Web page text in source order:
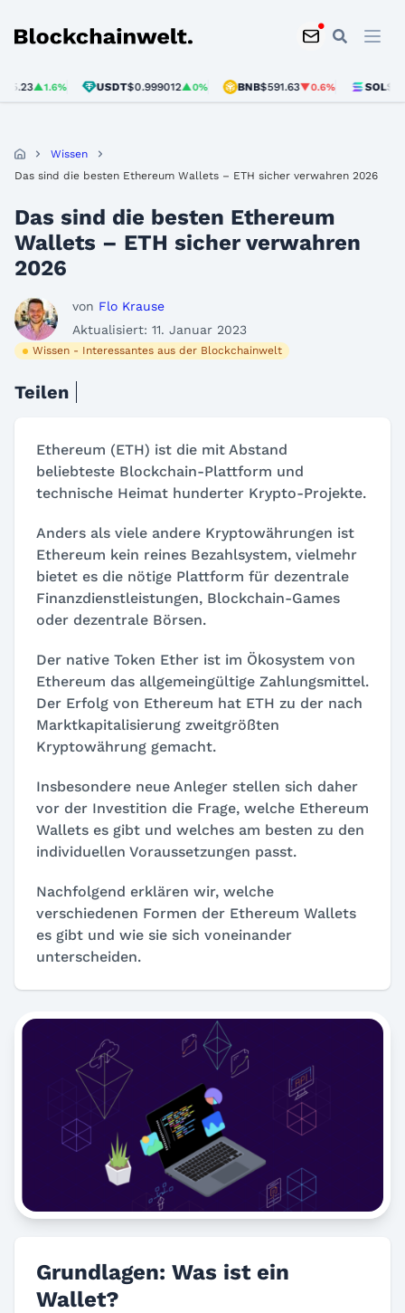
Blockchainwelt
USDT$0.999012▲0% BNB $591.63▼0.6% SOL $72.89
Wissen
Das sind die besten Ethereum Wallets – ETH sicher verwahren 2026
Das sind die besten Ethereum
Wallets – ETH sicher verwahren
2026
von Flo Krause
Aktualisiert: 11. Januar 2023
Wissen - Interessantes aus der Blockchainwelt
Teilen
Ethereum (ETH) ist die mit Abstand
beliebteste Blockchain-Plattform und
technische Heimat hunderter Krypto-Projekte.
Anders als viele andere Kryptowährungen ist
Ethereum kein reines Bezahlsystem, vielmehr
bietet es die nötige Plattform für dezentrale
Finanzdienstleistungen, Blockchain-Games
oder dezentrale Börsen.
Der native Token Ether ist im Ökosystem von
Ethereum das allgemeingültige Zahlungsmittel.
Der Erfolg von Ethereum hat ETH zu der nach
Marktkapitalisierung zweitgrößten
Kryptowährung gemacht.
Insbesondere neue Anleger stellen sich daher
vor der Investition die Frage, welche Ethereum
Wallets es gibt und welches am besten zu den
individuellen Voraussetzungen passt.
Nachfolgend erklären wir, welche
verschiedenen Formen der Ethereum Wallets
es gibt und wie sie sich voneinander
unterscheiden.
Grundlagen: Was ist ein
Wallet?